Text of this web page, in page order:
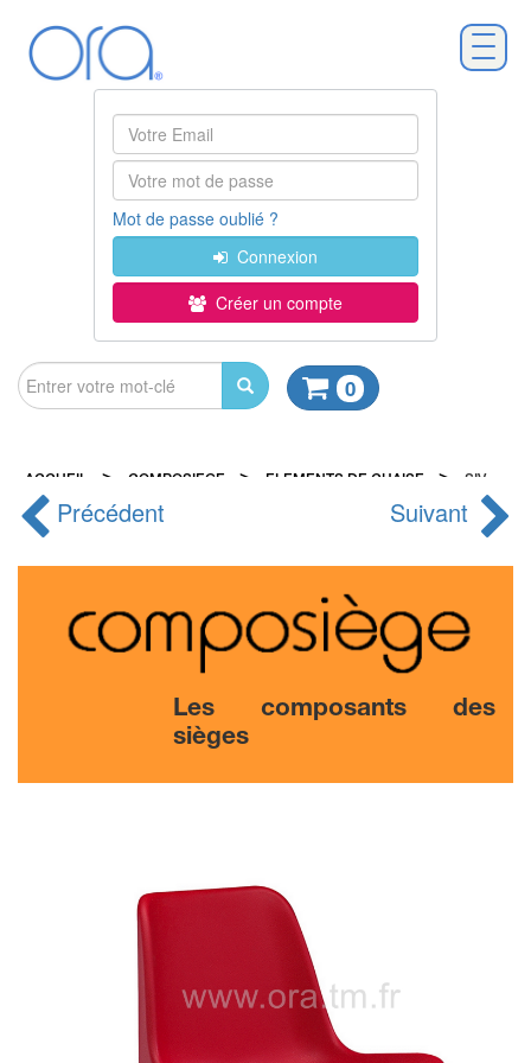
Mot de passe oublié ?
Connexion
Créer un compte
0
ACCUEIL > COMPOSIEGE > ELEMENTS DE CHAISE > SIV
Précédent Suivant
Les composants des
sièges